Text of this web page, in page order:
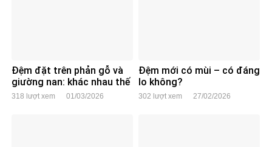
Đệm đặt trên phản gỗ và
giường nan: khác nhau thế
nào?
318 lượt xem 01/03/2026
Đệm mới có mùi – có đáng
lo không?
302 lượt xem 27/02/2026